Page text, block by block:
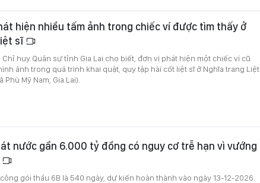
hiện nhiều tấm ảnh trong chiếc ví được tìm thấy ở
sĩ
Chỉ huy Quân sự tỉnh Gia Lai cho biết, đơn vị phát hiện một chiếc ví cũ
ảnh trong quá trình khai quật, quy tập hài cốt liệt sĩ ở Nghĩa trang Liệt
Phù Mỹ Nam, Gia Lai).
nước gần 6.000 tỷ đồng có nguy cơ trễ hạn vì vướng
gói thầu 6B là 540 ngày, dự kiến hoàn thành vào ngày 13-12-2026.